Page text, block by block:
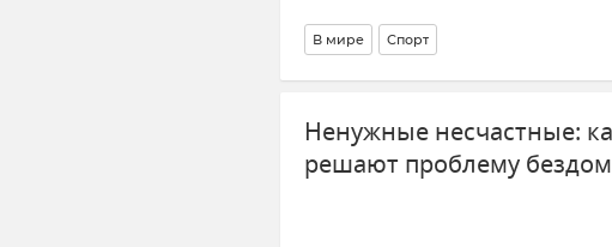
В мире Спорт
Ненужные несчастные:
решают проблему